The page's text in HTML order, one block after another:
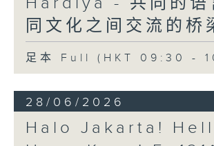
同文化之间交流的桥
足本 Full (HKT 09:30 -
28/06/2026
Halo Jakarta!